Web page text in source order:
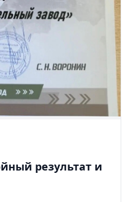
результат и